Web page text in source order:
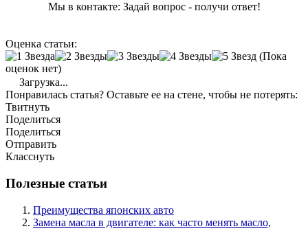
Мы в контакте: Задай вопрос - получи ответ!
Оценка статьи:
(Пока
оценок нет)
Загрузка...
Понравилась статья? Оставьте ее на стене, чтобы не потерять:
Твитнуть
Поделиться
Поделиться
Отправить
Класснуть
Полезные статьи
Преимущества японских авто
Замена масла в двигателе: как часто менять масло,